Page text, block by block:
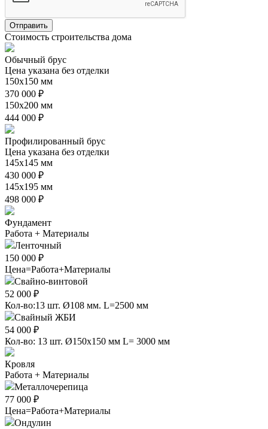
Стоимость строительства дома
Обычный брус
Цена указана без отделки
150х150 мм
370 000 ₽
150х200 мм
444 000 ₽
Профилированный брус
Цена указана без отделки
145х145 мм
430 000 ₽
145х195 мм
498 000 ₽
Фундамент
Работа + Материалы
Ленточный
150 000 ₽
Цена=Работа+Материалы
Свайно-винтовой
52 000 ₽
Кол-во:13 шт. Ø108 мм. L=2500 мм
Свайный ЖБИ
54 000 ₽
Кол-во: 13 шт. Ø150х150 мм L= 3000 мм
Кровля
Работа + Материалы
Металлочерепица
77 000 ₽
Цена=Работа+Материалы
Ондулин